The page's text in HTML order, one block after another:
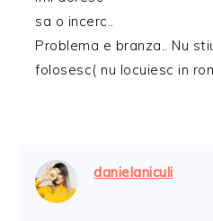
sa o incerc..
Problema e branza.. Nu
folosesc( nu locuiesc in
danielaniculi